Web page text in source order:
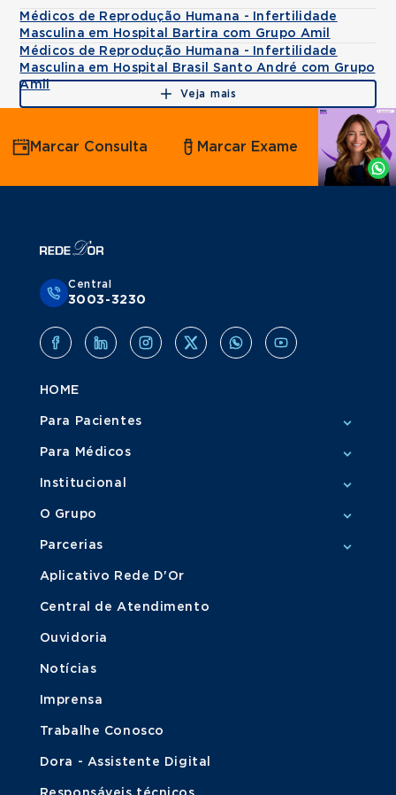
Médicos de Reprodução Humana - Infertilidade
Masculina em Hospital Bartira com Grupo Amil
Médicos de Reprodução Humana - Infertilidade
Masculina em Hospital Brasil Santo André com Grupo
Amil
Veja mais
Agende
por
Whatsapp
Marcar Consulta Marcar Exame
Central
3003-3230
HOME
Para Pacientes
Para Médicos
Institucional
O Grupo
Parcerias
Aplicativo Rede D'Or
Central de Atendimento
Ouvidoria
Notícias
Imprensa
Trabalhe Conosco
Dora - Assistente Digital